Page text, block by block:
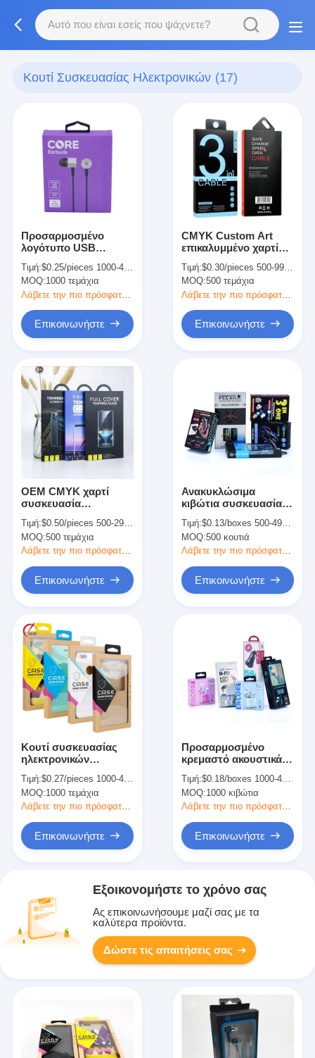
Κουτί Συσκευασίας Ηλεκτρονικών (17)
Προσαρμοσμένο
λογότυπο USB
ηλεκτρονικών
συσκευασιών
Τιμή:$0.25/pieces 1000-4999 pieces
MOQ:1000 τεμάχια
Λάβετε την πιο πρόσφατη τιμή
Επικοινωνήστε
CMYK Custom Art
επικαλυμμένο χαρτί
δεδομένων
συσκευασία κουτί με
τρύπα κρεμάστρα
Τιμή:$0.30/pieces 500-9999 pieces
MOQ:500 τεμάχια
Επικοινωνήστε
OEM CMYK χαρτί
συσκευασία
συσκευασιών για το
iPhone προστατευτής
οθόνης
Τιμή:$0.50/pieces 500-2999 pieces
MOQ:500 τεμάχια
Λάβετε την πιο πρόσφατη τιμή
Επικοινωνήστε
Ανακυκλώσιμα
κιβώτια συσκευασίας
τηλεφώνων με
κιβώτιο οθόνης
κινητών τηλεφώνων
Τιμή:$0.13/boxes 500-4999 boxes
MOQ:500 κουτιά
Επικοινωνήστε
Κουτί συσκευασίας
ηλεκτρονικών
Κουτί συσκευασίας
χαρτιού
Τιμή:$0.27/pieces 1000-4999 pieces
MOQ:1000 τεμάχια
Λάβετε την πιο πρόσφατη τιμή
Επικοινωνήστε
Προσαρμοσμένο
κρεμαστό ακουστικά
ακουστικών με
παράθυρο σε χαρτί
τέχνης
Τιμή:$0.18/boxes 1000-4999 boxes
MOQ:1000 κιβώτια
Λάβετε την πιο πρόσφατη τιμή
Επικοινωνήστε
Εξοικονομήστε το χρόνο σας
Ας επικοινωνήσουμε μαζί σας με τα
καλύτερα προϊόντα.
Δώστε τις απαιτήσεις σας